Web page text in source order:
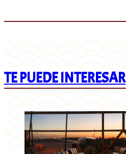
TE PUEDE INTERESAR